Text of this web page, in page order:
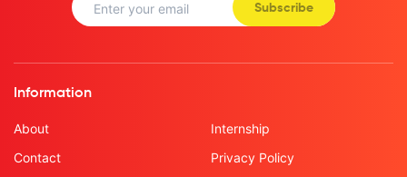
Subscribe
Information
About
Contact
Internship
Privacy Policy